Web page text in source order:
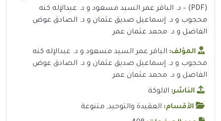
(PDF) – د. الباقر عمر السيد مسعود و د. عبدالإله كنه
محجوب و د. إسماعيل صديق عثمان و د. الصادق عوض
الفاضل و د. محمد عثمان عمر
المؤلف: الباقر عمر السيد مسعود و د. عبدالإله كنه
محجوب و د. إسماعيل صديق عثمان و د. الصادق عوض
الفاضل و د. محمد عثمان عمر
الناشر: الالوكة
الأقسام: العقيدة والتوحيد, متنوعة